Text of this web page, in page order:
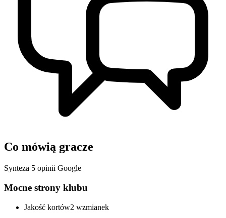
Co mówią gracze
Synteza 5 opinii Google
Mocne strony klubu
Jakość kortów2 wzmianek